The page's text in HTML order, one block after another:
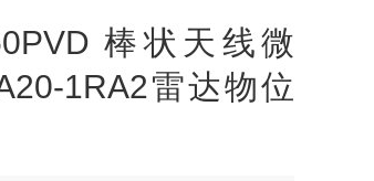
棒状天线微
1RA2雷达物位